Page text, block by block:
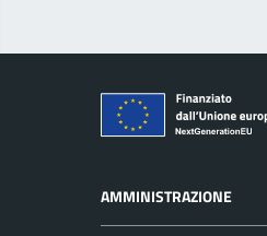
AMMINISTRAZIONE